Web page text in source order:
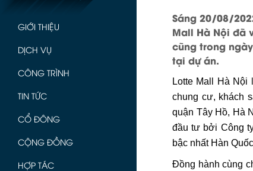
GIỚI THIỆU
DỊCH VỤ
CÔNG TRÌNH
TIN TỨC
CỔ ĐÔNG
CỘNG ĐỒNG
HỢP TÁC
Sáng 20/08/
Mall Hà Nội đã
cũng trong
tại dự án.
Lotte Mall Hà Nội
chung cư, khách
quận Tây Hồ, Hà
đầu tư bởi Công
bậc nhất Hàn
Đồng hành cùng